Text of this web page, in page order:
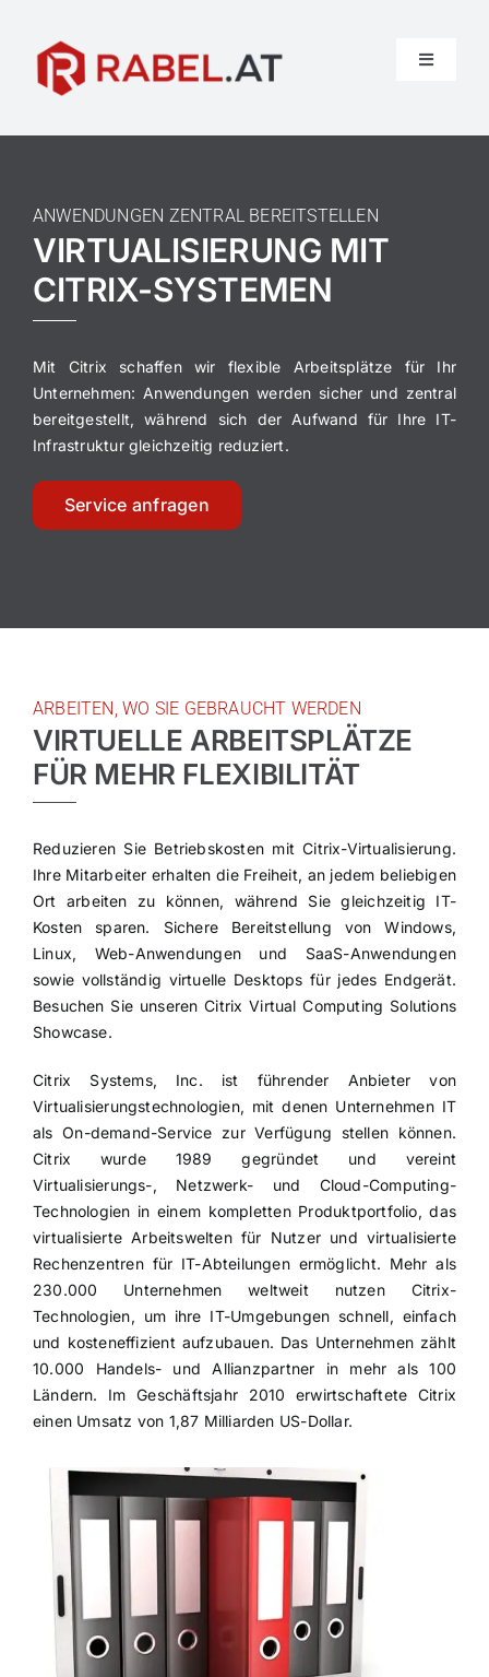
content
Toggle
HOME
DRUCKER-INFOCENTER
SERVICE
PARTNER
BLOG
ANWENDUNGEN ZENTRAL BEREITSTELLEN
VIRTUALISIERUNG MIT
CITRIX-SYSTEMEN
Mit Citrix schaffen wir flexible Arbeitsplätze für Ihr
Unternehmen: Anwendungen werden sicher und zentral
bereitgestellt, während sich der Aufwand für Ihre IT-
Infrastruktur gleichzeitig reduziert.
Service anfragen
ARBEITEN, WO SIE GEBRAUCHT WERDEN
VIRTUELLE ARBEITSPLÄTZE
FÜR MEHR FLEXIBILITÄT
Reduzieren Sie Betriebskosten mit Citrix-Virtualisierung.
Ihre Mitarbeiter erhalten die Freiheit, an jedem beliebigen
Ort arbeiten zu können, während Sie gleichzeitig IT-
Kosten sparen. Sichere Bereitstellung von Windows,
Linux, Web-Anwendungen und SaaS-Anwendungen
sowie vollständig virtuelle Desktops für jedes Endgerät.
Besuchen Sie unseren Citrix Virtual Computing Solutions
Showcase.
Citrix Systems, Inc. ist führender Anbieter von
Virtualisierungstechnologien, mit denen Unternehmen IT
als On-demand-Service zur Verfügung stellen können.
Citrix wurde 1989 gegründet und vereint
Virtualisierungs-, Netzwerk- und Cloud-Computing-
Technologien in einem kompletten Produktportfolio, das
virtualisierte Arbeitswelten für Nutzer und virtualisierte
Rechenzentren für IT-Abteilungen ermöglicht. Mehr als
230.000 Unternehmen weltweit nutzen Citrix-
Technologien, um ihre IT-Umgebungen schnell, einfach
und kosteneffizient aufzubauen. Das Unternehmen zählt
10.000 Handels- und Allianzpartner in mehr als 100
Ländern. Im Geschäftsjahr 2010 erwirtschaftete Citrix
einen Umsatz von 1,87 Milliarden US-Dollar.